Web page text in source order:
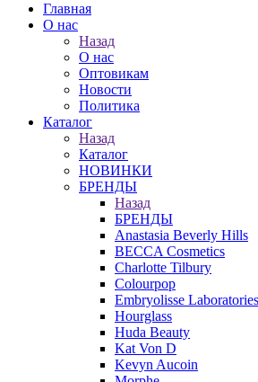
Главная
О нас
Назад
О нас
Оптовикам
Новости
Политика
Каталог
Назад
Каталог
НОВИНКИ
БРЕНДЫ
Назад
БРЕНДЫ
Anastasia Beverly Hills
BECCA Cosmetics
Charlotte Tilbury
Colourpop
Embryolisse Laboratories
Hourglass
Huda Beauty
Kat Von D
Kevyn Aucoin